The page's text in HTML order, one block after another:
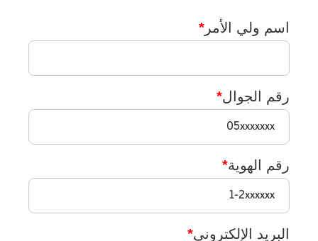
اسم ولي الأمر *
رقم الجوال*
رقم الهوية*
البريد الإلكتروني*